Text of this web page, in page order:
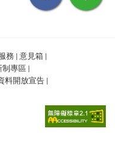
務 | 意見箱 |
制專區 |
料開放宣告 |